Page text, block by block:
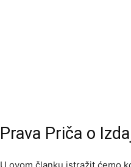
Prava Priča o